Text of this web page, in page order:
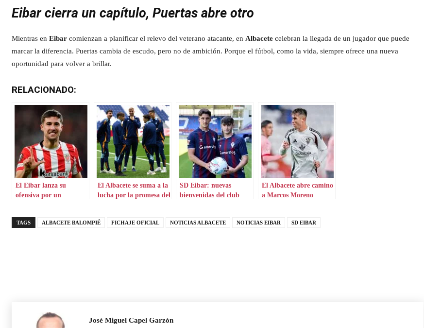
Eibar cierra un capítulo, Puertas abre otro
Mientras en Eibar comienzan a planificar el relevo del veterano atacante, en Albacete celebran la llegada de un jugador que puede
marcar la diferencia. Puertas cambia de escudo, pero no de ambición. Porque el fútbol, como la vida, siempre ofrece una nueva
oportunidad para volver a brillar.
RELACIONADO:
El Eibar lanza su
ofensiva por un
El Albacete se suma a la
lucha por la promesa del
SD Eibar: nuevas
bienvenidas del club
El Albacete abre camino
a Marcos Moreno
TAGS ALBACETE BALOMPIÉ FICHAJE OFICIAL NOTICIAS ALBACETE NOTICIAS EIBAR SD EIBAR
José Miguel Capel Garzón